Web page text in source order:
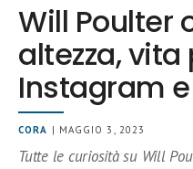
Will Poulter
altezza,
Instagram
CORA | MAGGIO 3, 2023
Tutte le curiosità su Will